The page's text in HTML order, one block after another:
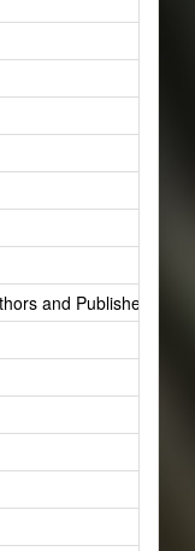
and Publishers